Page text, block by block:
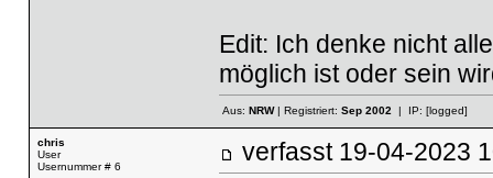
Edit: Ich denke nicht
möglich ist oder sein
Aus: NRW| Registriert: Sep 2002| IP: [logged]
chris
User
Usernummer # 6
verfasst 19-04-